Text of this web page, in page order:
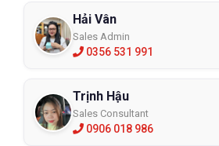
Hải Vân
Sales Admin
0356 531 991
Trịnh Hậu
Sales Consultant
0906 018 986